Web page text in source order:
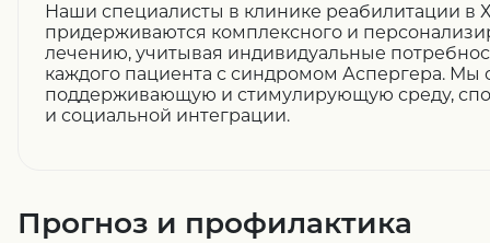
Наши специалисты в клинике реабилитации в
придерживаются комплексного и
лечению, учитывая индивидуальные
каждого пациента с синдромом Аспергера. Мы
поддерживающую и стимулирующую среду,
и социальной интеграции.
Прогноз и профилактика